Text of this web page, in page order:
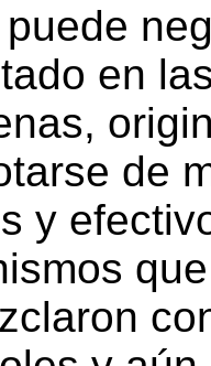
en
de
y